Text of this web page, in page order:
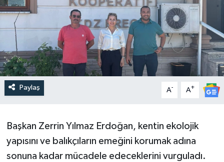
Paylaş A- A+
Başkan Zerrin Yılmaz Erdoğan, kentin ekolojik
yapısını ve balıkçıların emeğini korumak adına
sonuna kadar mücadele edeceklerini vurguladı.